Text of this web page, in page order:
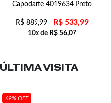
Capodarte 4019634 Preto
R$889,99 R$533,99
10x de R$ 56,07
ÚLTIMA VISITA
69% OFF